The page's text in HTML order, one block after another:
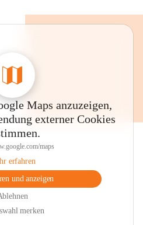
Maps anzuzeigen,
externer Cookies
maps
erfahren
und anzeigen
merken